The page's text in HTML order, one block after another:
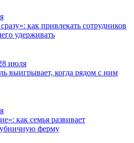
как привлекать сотрудников
удерживать
июля
выигрывает, когда рядом с ним
как семья развивает
ферму